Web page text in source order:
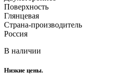
Поверхность
Глянцевая
Страна-производитель
Россия
В наличии
Низкие цены.